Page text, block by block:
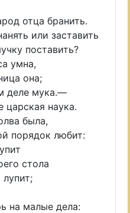
отца бранить.
или заставить
поставить?
умна,
она;
деле мука.—
царская наука.
была,
порядок любит:
стола
на малые дела: